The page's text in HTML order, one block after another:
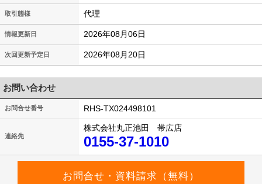
取引態様 代理
情報更新日 2026年08月06日
次回更新予定日 2026年08月20日
お問い合わせ
お問合せ番号 RHS-TX024498101
連絡先
株式会社丸正池田 帯広店
0155-37-1010